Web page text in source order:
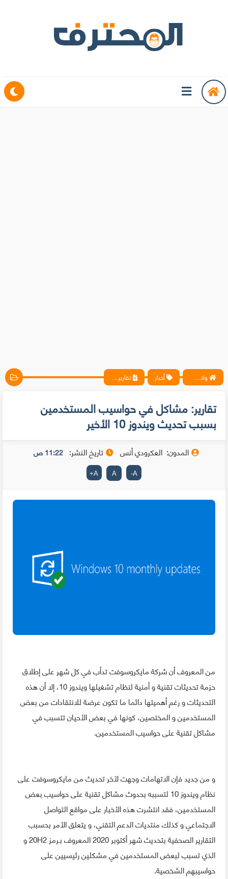
واتس آب ، فيسبوك ، أنترنت ، شروحات تقنية حصرية - المحترف أخبار تقارير: مشاكل في حواسيب المستخدمين بسبب تحديث ويندوز 10 الأخير
تقارير: مشاكل في حواسيب المستخدمين
بسبب تحديث ويندوز 10 الأخير
المدون: العكرودي أنس تاريخ النشر: 11:22 ص
A
-
A
A
+
من المعروف أن شركة مايكروسوفت تدأب في كل شهر على إطلاق
حزمة تحديثات تقنية و أمنية لنظام تشغيلها ويندوز 10، إلا أن هذه
التحديثات و رغم أهميتها دائما ما تكون عرضة للانتقادات من بعض
المستخدمين و المختصين، كونها في بعض الأحيان تتسبب في
مشاكل تقنية على حواسيب المستخدمين.
و من جديد فإن الاتهامات وجهت لآخر تحديث من مايكروسوفت على
نظام ويندوز 10 لتسببه بحدوث مشاكل تقنية على حواسيب بعض
المستخدمين، فقد انتشرت هذه الأخبار على مواقع التواصل
الاجتماعي و كذلك منتديات الدعم التقني، و يتعلق الأمر بحسبب
التقارير الصحفية بتحديث شهر أكتوبر 2020 المعروف بـرمز 20H2 و
الذي تسبب لبعض المستخدمين في مشكلين رئيسيين على
حواسيبهم الشخصية.